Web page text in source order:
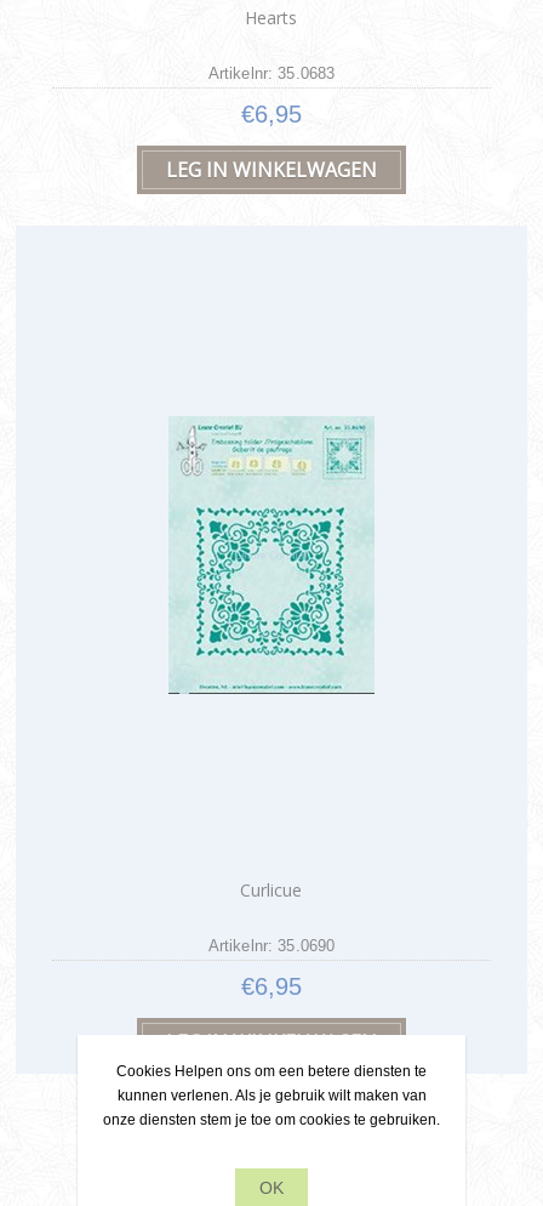
Hearts
Artikelnr: 35.0683
€6,95
Curlicue
Artikelnr: 35.0690
€6,95
Cookies Helpen ons om een betere diensten te
kunnen verlenen. Als je gebruik wilt maken van
onze diensten stem je toe om cookies te gebruiken.
OK